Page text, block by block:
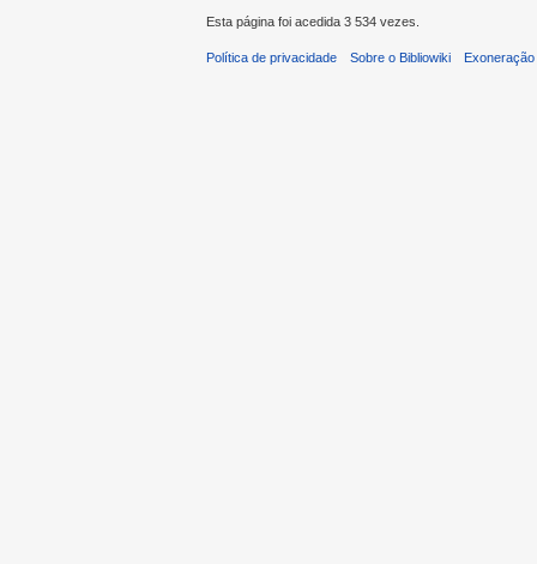
Esta página foi acedida 3 534 vezes.
Política de privacidade Sobre o Bibliowiki